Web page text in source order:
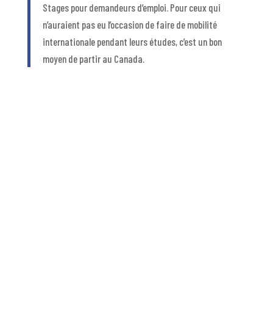
Stages pour demandeurs d’emploi. Pour ceux qui
n’auraient pas eu l’occasion de faire de mobilité
internationale pendant leurs études, c’est un bon
moyen de partir au Canada.